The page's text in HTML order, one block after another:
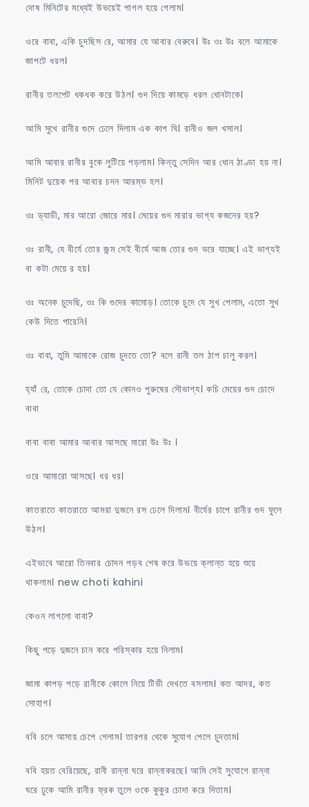
দোষ মিনিটের মধ্যেই উভয়েই পাগল হয়ে গেলাম।
ওরে বাবা, একি চুদছিস রে, আমার যে আবার বেরুবে। উঃ ওঃ উঃ বলে আমাকে
জাপটে ধরল।
রানীর তলপেট ধকধক করে উঠল। গুদ দিয়ে কামড়ে ধরল ধোনটাকে।
আমি সুখে রানীর গুদে ঢেলে দিলাম এক কাপ ঘি। রানীও জল খসাল।
আমি আবার রানীর বুকে লুটিয়ে পড়লাম। কিন্তু সেদিন আর ধোন ঠাণ্ডা হয় না।
মিনিট দুয়েক পর আবার চদন আরম্ভ হল।
ওঃ ড্যাডী, মার আরো জোরে মার। মেয়ের গুদ মারার ভাগ্য কজনের হয়?
ওঃ রানী, যে বীর্যে তোর জন্ম সেই বীর্যে আজ তোর গুদ ভরে যাচ্ছে। এই ভাগ্যই
বা কটা মেয়ে র হয়।
ওঃ অনেক চুদেছি, ওঃ কি গুদের কামোড়। তোকে চুদে যে সুখ পেলাম, এতো সুখ
কেউ দিতে পারেনি।
ওঃ বাবা, তুমি আমাকে রোজ চুদতে তো? বলে রানী তল ঠাপ চালু করল।
হ্যাঁ রে, তোকে চোদা তো যে কোনও পুরুষের সৌভাগ্য। কচি মেয়ের গুদ চোদে
বাবা
বাবা বাবা আমার আবার আসছে মারো উঃ উঃ ।
ওরে আমারো আসছে। ধর ধর।
কাতরাতে কাতরাতে আমরা দুজনে রস ঢেলে দিলাম। বীর্যের চাপে রানীর গুদ ফুলে
উঠল।
এইভাবে আরো তিনবার চোদন পড়ব শেষ করে উভয়ে ক্লান্ত হয়ে শুয়ে
থাকলাম। new choti kahini
কেওন লাগলো বাবা?
কিছু পড়ে দুজনে চান করে পরিস্কার হয়ে নিলাম।
জামা কাপড় পড়ে রানীকে কোলে নিয়ে টিভী দেখতে বসলাম। কত আদর, কত
সোহাগ।
ববি চলে আসায় চেপে গেলাম। তারপর থেকে সুযোগ পেলে চুদতাম।
ববি হয়ত বেরিয়েছে, রানী রান্না ঘরে রান্নাকরছে। আমি সেই সুযোগে রান্না
ঘরে ঢুকে আমি রানীর ফ্রক তুলে ওকে কুকুর চোদা করে দিতাম।